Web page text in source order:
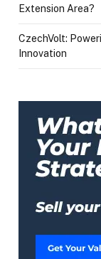
Extension Area?
CzechVolt:
Innovation